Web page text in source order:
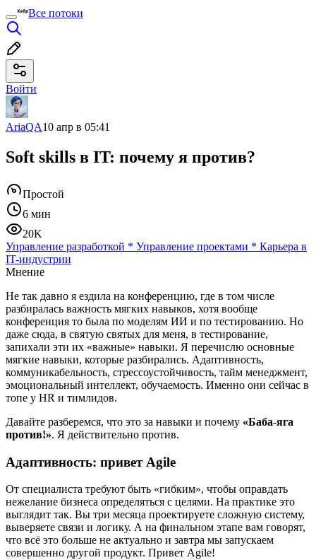
Все потоки
Войти
AriaQA10 апр в 05:41
Soft skills в IT: почему я против?
Простой
6 мин
20K
Управление разработкой * Управление проектами * Карьера в
IT-индустрии
Мнение
Не так давно я ездила на конференцию, где в том числе
разбиралась важность мягких навыков, хотя вообще
конференция то была по моделям ИИ и по тестированию. Но
даже сюда, в святую святых для меня, в тестирование,
запихали эти их «важные» навыки. Я перечислю основные
мягкие навыки, которые разбирались. Адаптивность,
коммуникабельность, стрессоустойчивость, тайм менеджмент,
эмоциональный интеллект, обучаемость. Именно они сейчас в
топе у HR и тимлидов.
Давайте разберемся, что это за навыки и почему «Баба-яга
против!». Я действительно против.
Адаптивность: привет Agile
От специалиста требуют быть «гибким», чтобы оправдать
нежелание бизнеса определяться с целями. На практике это
выглядит так. Вы три месяца проектируете сложную систему,
выверяете связи и логику. А на финальном этапе вам говорят,
что всё это больше не актуально и завтра мы запускаем
совершенно другой продукт. Привет Agile!